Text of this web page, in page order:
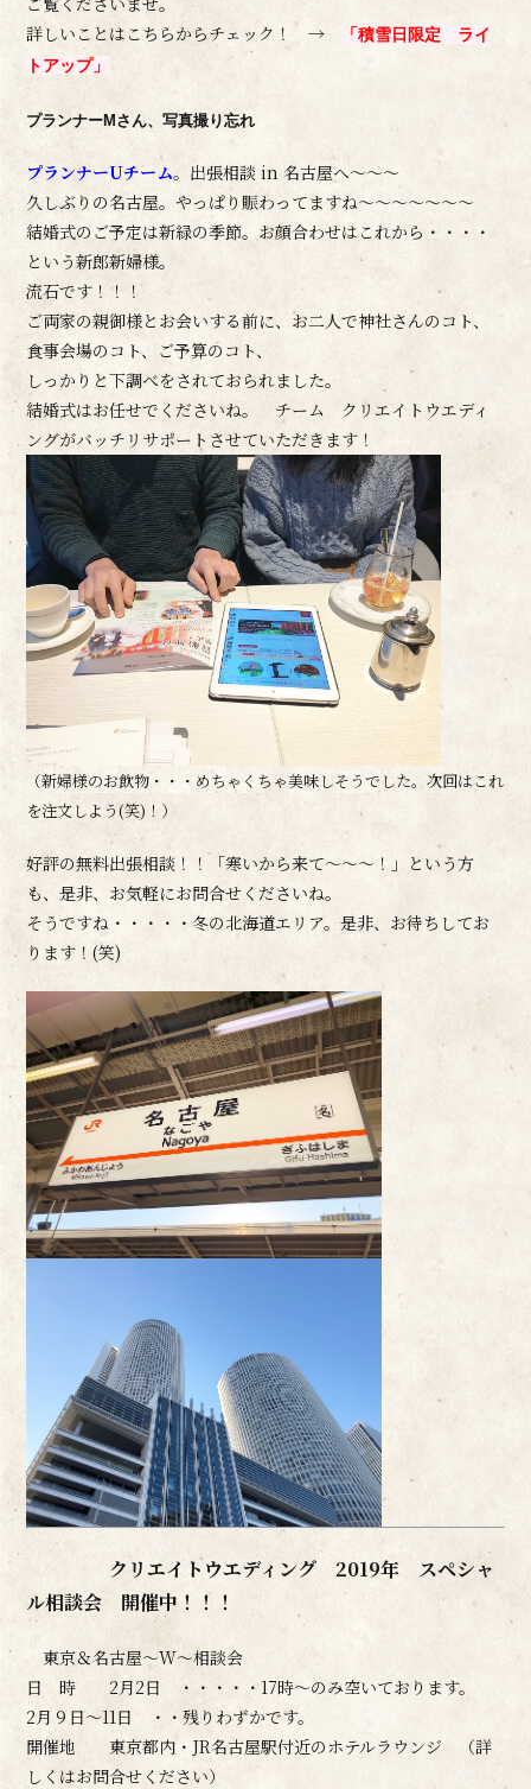
詳しいことはこちらからチェック！ →
「積雪日限定 ライ
トアップ」
プランナーMさん、写真撮り忘れ
プランナーUチーム。出張相談 in 名古屋へ～～～
久しぶりの名古屋。やっぱり賑わってますね～～～～～～～
結婚式のご予定は新緑の季節。お顔合わせはこれから・・・・
という新郎新婦様。
流石です！！！
ご両家の親御様とお会いする前に、お二人で神社さんのコト、
食事会場のコト、ご予算のコト、
しっかりと下調べをされておられました。
結婚式はお任せでくださいね。 チーム クリエイトウエディ
ングがバッチリサポートさせていただきます！
（新婦様のお飲物・・・めちゃくちゃ美味しそうでした。次回はこれ
を注文しよう(笑)！）
好評の無料出張相談！！「寒いから来て～～～！」という方
も、是非、お気軽にお問合せくださいね。
そうですね・・・・・冬の北海道エリア。是非、お待ちしてお
ります！(笑)
クリエイトウエディング 2019年 スペシャ
ル相談会 開催中！！！
東京＆名古屋～W～相談会
日 時 2月2日 ・・・・・17時～のみ空いております。
2月９日～11日 ・・残りわずかです。
開催地 東京都内・JR名古屋駅付近のホテルラウンジ （詳
しくはお問合せください）